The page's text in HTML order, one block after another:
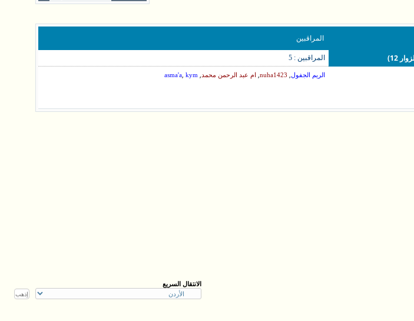
المراقبين
المراقبين : 5
الريم الجفول,
nuha1423
, ام عبد الرحمن محمد ,
asma'a, kym
الانتقال السريع